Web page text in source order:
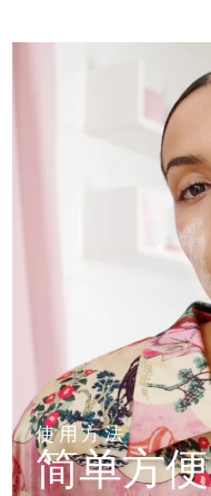
使用方法
简单方便